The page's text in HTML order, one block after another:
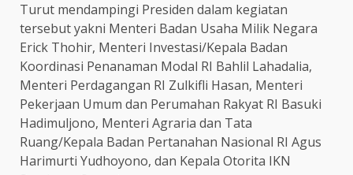
Turut mendampingi Presiden dalam kegiatan
tersebut yakni Menteri Badan Usaha Milik Negara
Erick Thohir, Menteri Investasi/Kepala Badan
Koordinasi Penanaman Modal RI Bahlil Lahadalia,
Menteri Perdagangan RI Zulkifli Hasan, Menteri
Pekerjaan Umum dan Perumahan Rakyat RI Basuki
Hadimuljono, Menteri Agraria dan Tata
Ruang/Kepala Badan Pertanahan Nasional RI Agus
Harimurti Yudhoyono, dan Kepala Otorita IKN